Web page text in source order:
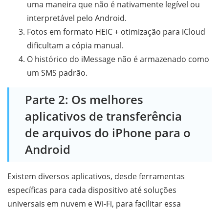
uma maneira que não é nativamente legível ou
interpretável pelo Android.
Fotos em formato HEIC + otimização para iCloud
dificultam a cópia manual.
O histórico do iMessage não é armazenado como
um SMS padrão.
Parte 2: Os melhores
aplicativos de transferência
de arquivos do iPhone para o
Android
Existem diversos aplicativos, desde ferramentas
específicas para cada dispositivo até soluções
universais em nuvem e Wi-Fi, para facilitar essa